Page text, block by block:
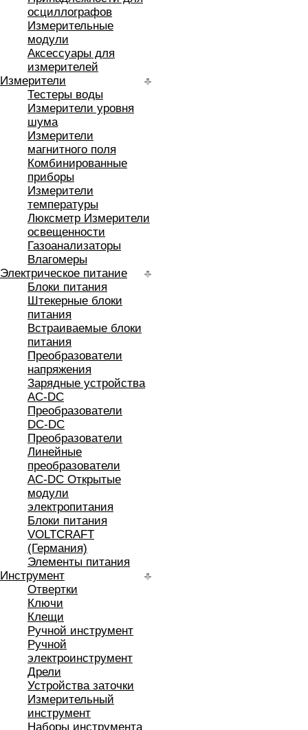
осциллографов
Измерительные
модули
Аксессуары для
измерителей
Измерители
Тестеры воды
Измерители уровня
шума
Измерители
магнитного поля
Комбинированные
приборы
Измерители
температуры
Люксметр Измерители
освещенности
Газоанализаторы
Влагомеры
Электрическое питание
Блоки питания
Штекерные блоки
питания
Встраиваемые блоки
питания
Преобразователи
напряжения
Зарядные устройства
AC-DC
Преобразователи
DC-DC
Преобразователи
Линейные
преобразователи
AC-DC Открытые
модули
электропитания
Блоки питания
VOLTCRAFT
(Германия)
Элементы питания
Инструмент
Отвертки
Ключи
Клещи
Ручной инструмент
Ручной
электроинструмент
Дрели
Устройства заточки
Измерительный
инструмент
Наборы инструмента